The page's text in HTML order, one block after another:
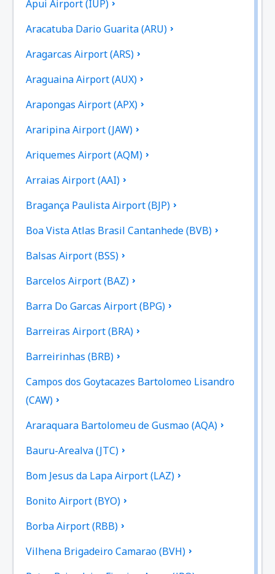
Apui Airport (IUP)
Aracatuba Dario Guarita (ARU)
Aragarcas Airport (ARS)
Araguaina Airport (AUX)
Arapongas Airport (APX)
Araripina Airport (JAW)
Ariquemes Airport (AQM)
Arraias Airport (AAI)
Bragança Paulista Airport (BJP)
Boa Vista Atlas Brasil Cantanhede (BVB)
Balsas Airport (BSS)
Barcelos Airport (BAZ)
Barra Do Garcas Airport (BPG)
Barreiras Airport (BRA)
Barreirinhas (BRB)
Campos dos Goytacazes Bartolomeo Lisandro
(CAW)
Araraquara Bartolomeu de Gusmao (AQA)
Bauru-Arealva (JTC)
Bom Jesus da Lapa Airport (LAZ)
Bonito Airport (BYO)
Borba Airport (RBB)
Vilhena Brigadeiro Camarao (BVH)